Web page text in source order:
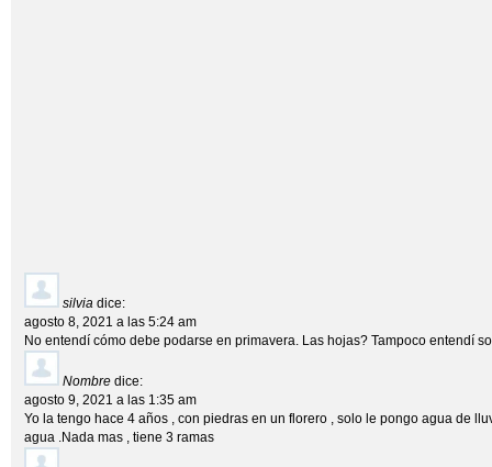
silvia dice:
agosto 8, 2021 a las 5:24 am
No entendí cómo debe podarse en primavera. Las hojas? Tampoco entendí
Nombre dice:
agosto 9, 2021 a las 1:35 am
Yo la tengo hace 4 años , con piedras en un florero , solo le pongo agua de
agua .Nada mas , tiene 3 ramas